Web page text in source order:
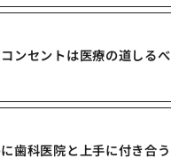
ンセントは医療の道しるべ
歯科医院と上手に付き合う